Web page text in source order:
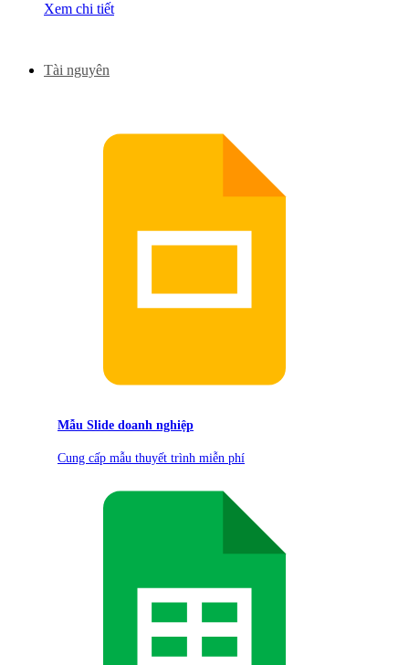
Xem chi tiết
Tài nguyên
Mẫu Slide doanh nghiệp
Cung cấp mẫu thuyết trình miễn phí